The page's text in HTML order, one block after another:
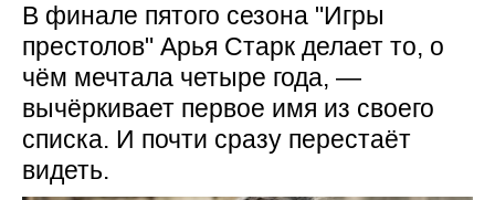
В финале пятого сезона "Игры
престолов" Арья Старк делает то, о
чём мечтала четыре года, —
вычёркивает первое имя из своего
списка. И почти сразу перестаёт
видеть.